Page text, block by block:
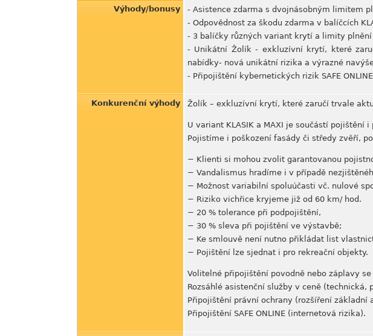
Výhody/bonusy
- Asistence zdarma s dvojnásobným limitem
- Odpovědnost za škodu zdarma v balíčcích
- 3 balíčky různých variant krytí a limity plnění
- Unikátní Žolík - exkluzívní krytí, které
nabídky- nová unikátní rizika a výrazné
- Připojištění kybernetických rizik SAFE ONLINE
Konkurenční výhody Žolík – exkluzívní krytí, které zaručí trvale
U variant KLASIK a MAXI je součástí
Pojistíme i poškození fasády či středy zvěří,
− Klienti si mohou zvolit garantovanou
− Vandalismus hradíme i v případě
− Možnost variabilní spoluúčasti vč. nulové
− Riziko vichřice kryjeme již od 60 km/ hod.
− 20 % tolerance při podpojištění,
− 30 % sleva při pojištění ve výstavbě;
− Ke smlouvě není nutno přikládat list
− Pojištění lze sjednat i pro rekreační objekty.
Volitelné připojištění povodně nebo záplavy
Rozsáhlé asistenční služby v ceně
Připojištění právní ochrany (rozšíření
Připojištění SAFE ONLINE (internetová rizika).